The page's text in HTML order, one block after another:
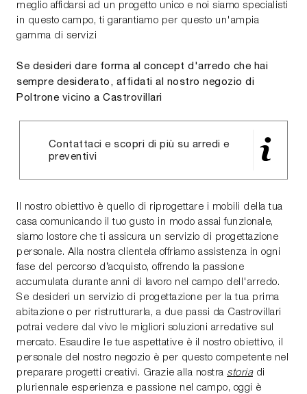
meglio affidarsi ad un progetto unico e noi siamo specialisti
in questo campo, ti garantiamo per questo un'ampia
gamma di servizi
Se desideri dare forma al concept d'arredo che hai
sempre desiderato, affidati al nostro negozio di
Poltrone vicino a Castrovillari
Contattaci e scopri di più su arredi e
preventivi
Il nostro obiettivo è quello di riprogettare i mobili della tua
casa comunicando il tuo gusto in modo assai funzionale,
siamo lostore che ti assicura un servizio di progettazione
personale. Alla nostra clientela offriamo assistenza in ogni
fase del percorso d’acquisto, offrendo la passione
accumulata durante anni di lavoro nel campo dell'arredo.
Se desideri un servizio di progettazione per la tua prima
abitazione o per ristrutturarla, a due passi da Castrovillari
potrai vedere dal vivo le migliori soluzioni arredative sul
mercato. Esaudire le tue aspettative è il nostro obiettivo, il
personale del nostro negozio è per questo competente nel
preparare progetti creativi. Grazie alla nostra storiadi
pluriennale esperienza e passione nel campo, oggi è